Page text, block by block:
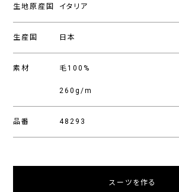
生地原産国 イタリア
生産国 日本
素材 毛100%
260g/m
品番 48293
スーツを作る